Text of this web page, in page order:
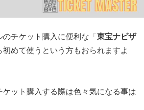
チケット購入に便利な「東宝ナビザ
めて使うという方もおられますよ
ット購入する際は色々気になる事は